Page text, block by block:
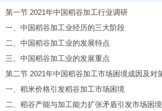
第一节 2021年中国稻谷加工行业调研
一、中国稻谷加工业经历的三大阶段
二、中国稻谷加工业的发展特点
三、中国稻谷加工业的发展重点
第二节 2021年中国稻谷加工市场困境成因及对
一、稻米价格引发稻谷加工市场困境
二、稻谷产能与加工能力扩张矛盾引发市场困境